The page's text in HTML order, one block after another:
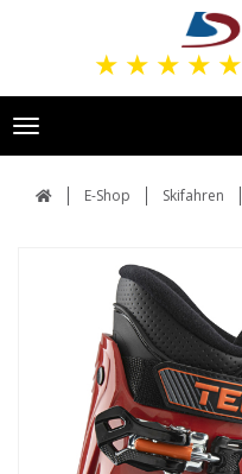
★ ★ ★ ★ ★
Toggle
navigation
E-Shop Skifahren